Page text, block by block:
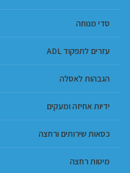
סדי מנוחה
עזרים לתפקוד ADL
הגבהות לאסלה
ידיות אחיזה ומעקים
כסאות שירותים ורחצה
מיטות רחצה